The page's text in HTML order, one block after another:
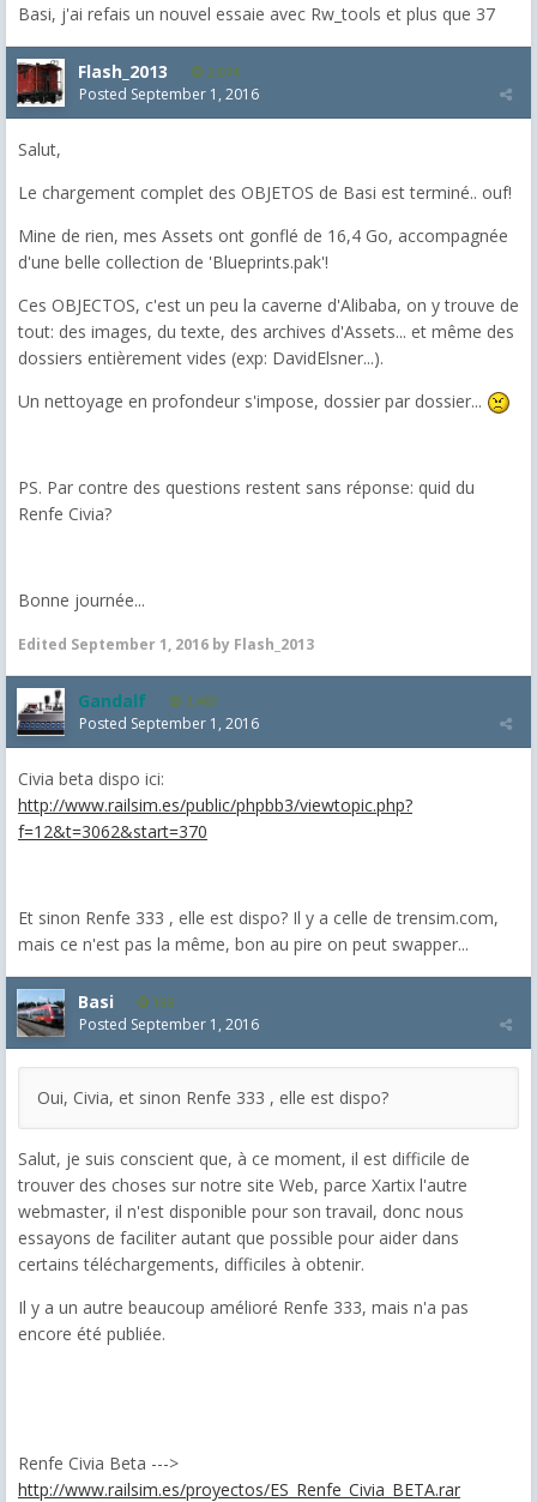
Basi, j'ai refais un nouvel essaie avec Rw_tools et plus que 37
Flash_2013 2,074
Posted September 1, 2016
Salut,
Le chargement complet des OBJETOS de Basi est terminé.. ouf!
Mine de rien, mes Assets ont gonflé de 16,4 Go, accompagnée
d'une belle collection de 'Blueprints.pak'!
Ces OBJECTOS, c'est un peu la caverne d'Alibaba, on y trouve de
tout: des images, du texte, des archives d'Assets... et même des
dossiers entièrement vides (exp: DavidElsner...).
Un nettoyage en profondeur s'impose, dossier par dossier...
PS. Par contre des questions restent sans réponse: quid du
Renfe Civia?
Bonne journée...
Edited September 1, 2016 by Flash_2013
Gandalf 2,463
Posted September 1, 2016
Civia beta dispo ici:
http://www.railsim.es/public/phpbb3/viewtopic.php?
f=12&t=3062&start=370
Et sinon Renfe 333 , elle est dispo? Il y a celle de trensim.com,
mais ce n'est pas la même, bon au pire on peut swapper...
Basi 158
Posted September 1, 2016
Oui, Civia, et sinon Renfe 333 , elle est dispo?
Salut, je suis conscient que, à ce moment, il est difficile de
trouver des choses sur notre site Web, parce Xartix l'autre
webmaster, il n'est disponible pour son travail, donc nous
essayons de faciliter autant que possible pour aider dans
certains téléchargements, difficiles à obtenir.
Il y a un autre beaucoup amélioré Renfe 333, mais n'a pas
encore été publiée.
Renfe Civia Beta --->
http://www.railsim.es/proyectos/ES_Renfe_Civia_BETA.rar